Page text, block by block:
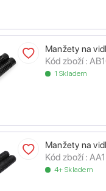
Manžety na
Kód zboží :
1 Skladem
Manžety na
Kód zboží :
4+ Skladem